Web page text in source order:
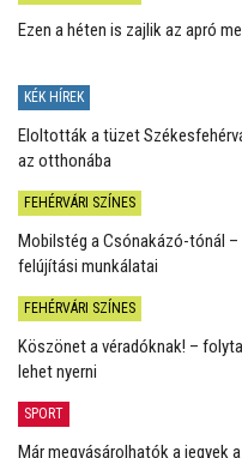
Ezen a héten is zajlik az apró
KÉK HÍREK
Eloltották a tüzet
az otthonába
FEHÉRVÁRI SZÍNES
Mobilstég a Csónakázó-tónál
felújítási munkálatai
FEHÉRVÁRI SZÍNES
Köszönet a véradóknak! –
lehet nyerni
SPORT
Már megvásárolhatók a jegyek